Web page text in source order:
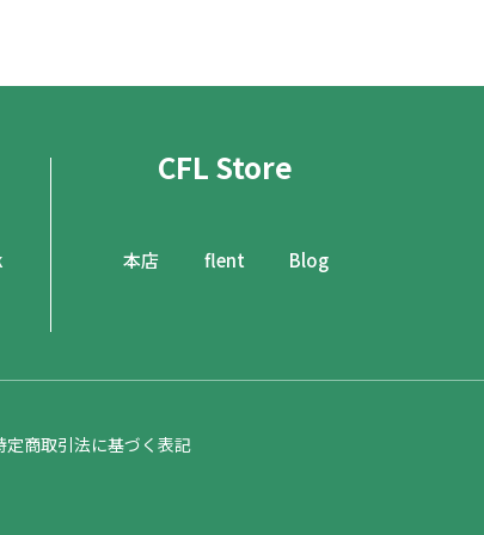
CFL Store
本店 flent Blog
定商取引法に基づく表記